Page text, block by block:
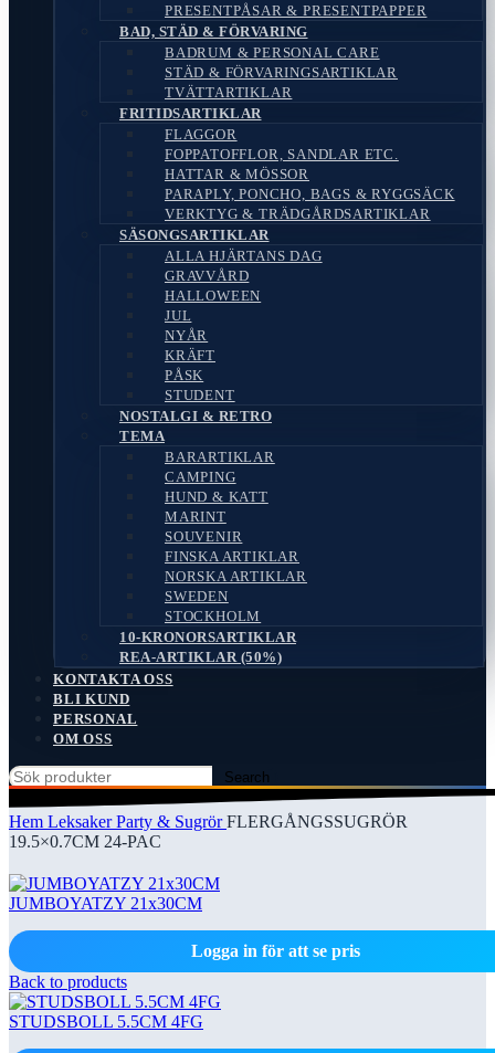
PRESENTPÅSAR & PRESENTPAPPER
BAD, STÄD & FÖRVARING
BADRUM & PERSONAL CARE
STÄD & FÖRVARINGSARTIKLAR
TVÄTTARTIKLAR
FRITIDSARTIKLAR
FLAGGOR
FOPPATOFFLOR, SANDLAR ETC.
HATTAR & MÖSSOR
PARAPLY, PONCHO, BAGS & RYGGSÄCK
VERKTYG & TRÄDGÅRDSARTIKLAR
SÄSONGSARTIKLAR
ALLA HJÄRTANS DAG
GRAVVÅRD
HALLOWEEN
JUL
NYÅR
KRÄFT
PÅSK
STUDENT
NOSTALGI & RETRO
TEMA
BARARTIKLAR
CAMPING
HUND & KATT
MARINT
SOUVENIR
FINSKA ARTIKLAR
NORSKA ARTIKLAR
SWEDEN
STOCKHOLM
10-KRONORSARTIKLAR
REA-ARTIKLAR (50%)
KONTAKTA OSS
BLI KUND
PERSONAL
OM OSS
Search
Hem LeksakerParty & SugrörFLERGÅNGSSUGRÖR
19.5×0.7CM 24-PAC
JUMBOYATZY 21x30CM
Logga in för att se pris
Back to products
STUDSBOLL 5.5CM 4FG